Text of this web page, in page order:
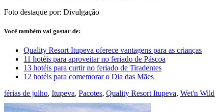
Foto destaque por: Divulgação
Você também vai gostar de:
Quality Resort Itupeva oferece vantagens para as crianças
11 hotéis para aproveitar no feriado de Páscoa
13 hotéis para curtir no feriado de Tiradentes
12 hotéis para comemorar o Dia das Mães
férias de julho, Itupeva, Pacotes, Quality Resort Itupeva, Wet'n Wild